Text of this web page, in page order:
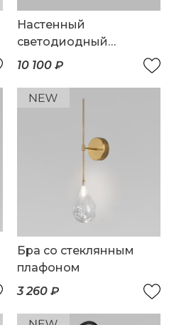
Настенный
светодиодный
светильник
10 100 ₽
Бра со стеклянным
плафоном
3 260 ₽